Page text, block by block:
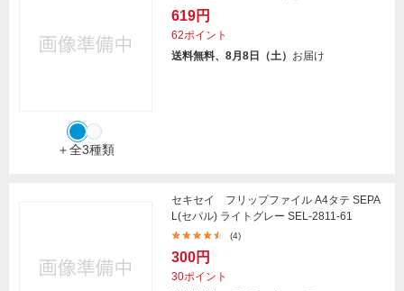
＋全3種類
619円
62ポイント
送料無料、8月8日（土） お届け
セキセイ フリップファイル A4タテ SEPA
L(セパル) ライトグレー SEL-2811-61
(4)
300円
30ポイント